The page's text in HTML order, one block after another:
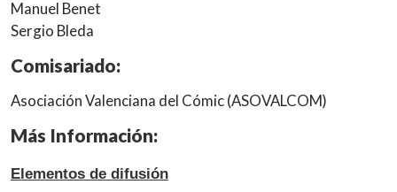
Manuel Benet
Sergio Bleda
Comisariado:
Asociación Valenciana del Cómic (ASOVALCOM)
Más Información:
Elementos de difusión